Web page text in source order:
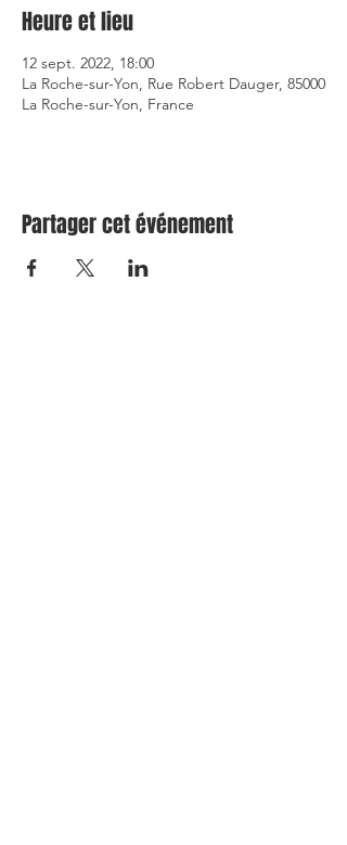
Heure et lieu
12 sept. 2022, 18:00
La Roche-sur-Yon, Rue Robert Dauger, 85000
La Roche-sur-Yon, France
Partager cet événement